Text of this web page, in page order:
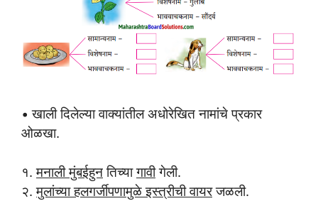
• खाली दिलेल्या वाक्यांतील अधोरेखित नामांचे प्रकार
ओळखा.
१.मनाली मुंबईहुनतिच्यागावीगेली.
२.मुलांच्या हलगर्जीपणामुळे इस्त्रीची वायरजळली.